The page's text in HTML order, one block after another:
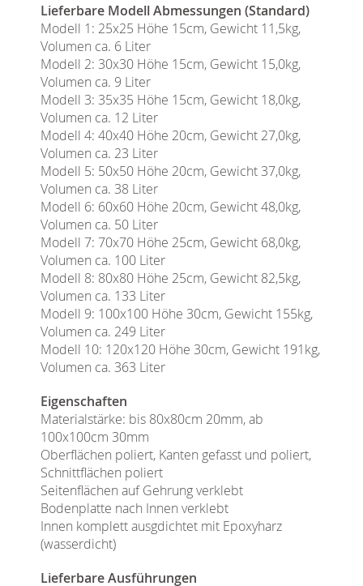
Lieferbare Modell Abmessungen (Standard)
Modell 1: 25x25 Höhe 15cm, Gewicht 11,5kg,
Volumen ca. 6 Liter
Modell 2: 30x30 Höhe 15cm, Gewicht 15,0kg,
Volumen ca. 9 Liter
Modell 3: 35x35 Höhe 15cm, Gewicht 18,0kg,
Volumen ca. 12 Liter
Modell 4: 40x40 Höhe 20cm, Gewicht 27,0kg,
Volumen ca. 23 Liter
Modell 5: 50x50 Höhe 20cm, Gewicht 37,0kg,
Volumen ca. 38 Liter
Modell 6: 60x60 Höhe 20cm, Gewicht 48,0kg,
Volumen ca. 50 Liter
Modell 7: 70x70 Höhe 25cm, Gewicht 68,0kg,
Volumen ca. 100 Liter
Modell 8: 80x80 Höhe 25cm, Gewicht 82,5kg,
Volumen ca. 133 Liter
Modell 9: 100x100 Höhe 30cm, Gewicht 155kg,
Volumen ca. 249 Liter
Modell 10: 120x120 Höhe 30cm, Gewicht 191kg,
Volumen ca. 363 Liter
Eigenschaften
Materialstärke: bis 80x80cm 20mm, ab
100x100cm 30mm
Oberflächen poliert, Kanten gefasst und poliert,
Schnittflächen poliert
Seitenflächen auf Gehrung verklebt
Bodenplatte nach Innen verklebt
Innen komplett ausgdichtet mit Epoxyharz
(wasserdicht)
Lieferbare Ausführungen